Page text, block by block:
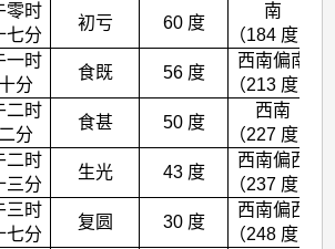
零时
七分
初亏 60 度
南
（184 度）
一时
分
食既 56 度
西南偏南
（213 度）
二时
分
食甚 50 度
西南
（227 度）
二时
三分
生光 43 度
西南偏西
（237 度）
三时
七分
复圆 30 度
西南偏西
（248 度）